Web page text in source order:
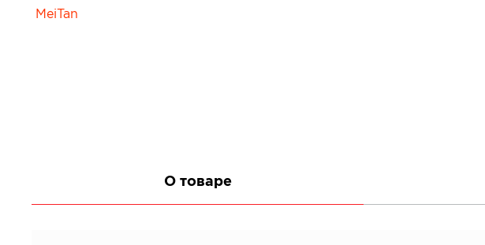
Для женского здоровья
О товаре